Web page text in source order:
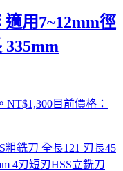
用7~12mm徑
335mm
NT$1,300目前價格：
粗銑刀 全長121 刃長45
4刃短刃HSS立銑刀